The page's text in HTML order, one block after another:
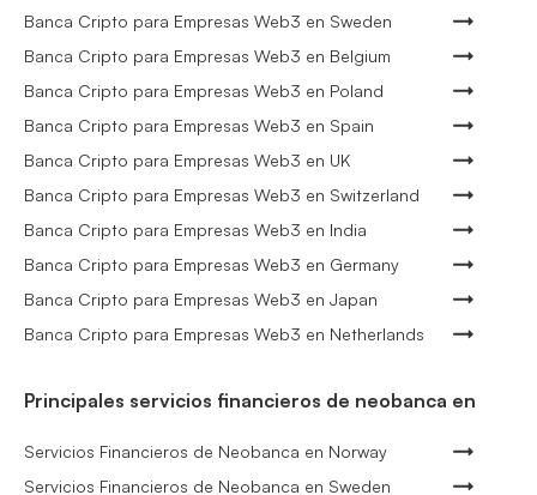
Banca Cripto para Empresas Web3 en Sweden
Banca Cripto para Empresas Web3 en Belgium
Banca Cripto para Empresas Web3 en Poland
Banca Cripto para Empresas Web3 en Spain
Banca Cripto para Empresas Web3 en UK
Banca Cripto para Empresas Web3 en Switzerland
Banca Cripto para Empresas Web3 en India
Banca Cripto para Empresas Web3 en Germany
Banca Cripto para Empresas Web3 en Japan
Banca Cripto para Empresas Web3 en Netherlands
Principales servicios financieros de neobanca en
Servicios Financieros de Neobanca en Norway
Servicios Financieros de Neobanca en Sweden